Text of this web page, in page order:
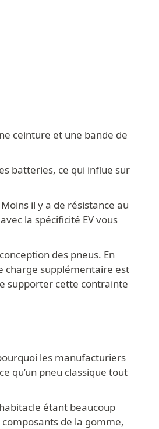
ceinture et une bande de
batteries, ce qui influe sur
il y a de résistance au
la spécificité EV vous
des pneus. En
charge supplémentaire est
supporter cette contrainte
les manufacturiers
qu’un pneu classique tout
étant beaucoup
de la gomme,